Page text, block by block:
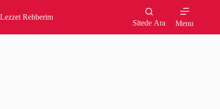
to
content
Lezzet Rehberim
Sitede Ara Menu